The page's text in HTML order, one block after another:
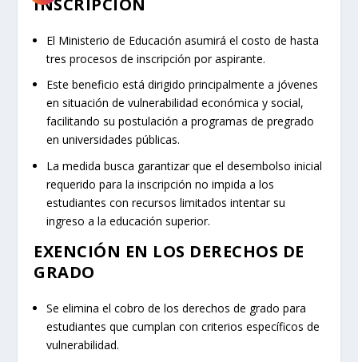
El Ministerio de Educación asumirá el costo de hasta
tres procesos de inscripción por aspirante.
Este beneficio está dirigido principalmente a jóvenes
en situación de vulnerabilidad económica y social,
facilitando su postulación a programas de pregrado
en universidades públicas.
La medida busca garantizar que el desembolso inicial
requerido para la inscripción no impida a los
estudiantes con recursos limitados intentar su
ingreso a la educación superior.
EXENCIÓN EN LOS DERECHOS DE
GRADO
Se elimina el cobro de los derechos de grado para
estudiantes que cumplan con criterios específicos de
vulnerabilidad.